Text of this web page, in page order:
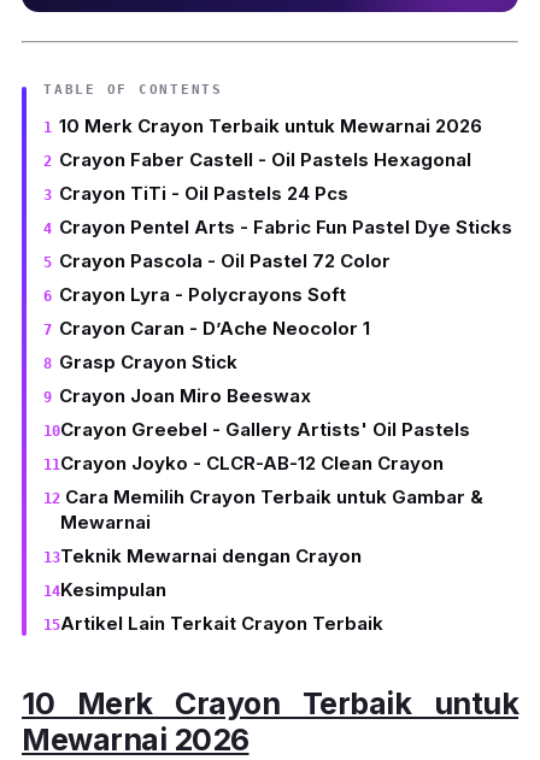
TABLE OF CONTENTS
10 Merk Crayon Terbaik untuk Mewarnai 2026
Crayon Faber Castell - Oil Pastels Hexagonal
Crayon TiTi - Oil Pastels 24 Pcs
Crayon Pentel Arts - Fabric Fun Pastel Dye Sticks
Crayon Pascola - Oil Pastel 72 Color
Crayon Lyra - Polycrayons Soft
Crayon Caran - D’Ache Neocolor 1
Grasp Crayon Stick
Crayon Joan Miro Beeswax
Crayon Greebel - Gallery Artists' Oil Pastels
Crayon Joyko - CLCR-AB-12 Clean Crayon
Cara Memilih Crayon Terbaik untuk Gambar &
Mewarnai
Teknik Mewarnai dengan Crayon
Kesimpulan
Artikel Lain Terkait Crayon Terbaik
10 Merk Crayon Terbaik untuk
Mewarnai 2026